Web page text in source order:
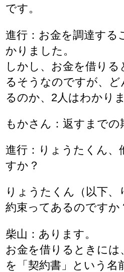
です。
進行：お金を調達する
かりました。
しかし、お金を借りる
るそうなのですが、
るのか、2人はわかり
もかさん：返すまでの
進行：りょうたくん、
すか？
りょうたくん（以下、
約束ってあるのですか
柴山：あります。
お金を借りるときには
を「契約書」という名